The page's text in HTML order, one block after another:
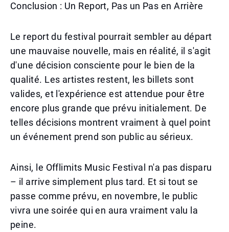
Conclusion : Un Report, Pas un Pas en Arrière
Le report du festival pourrait sembler au départ
une mauvaise nouvelle, mais en réalité, il s'agit
d'une décision consciente pour le bien de la
qualité. Les artistes restent, les billets sont
valides, et l'expérience est attendue pour être
encore plus grande que prévu initialement. De
telles décisions montrent vraiment à quel point
un événement prend son public au sérieux.
Ainsi, le Offlimits Music Festival n'a pas disparu
– il arrive simplement plus tard. Et si tout se
passe comme prévu, en novembre, le public
vivra une soirée qui en aura vraiment valu la
peine.